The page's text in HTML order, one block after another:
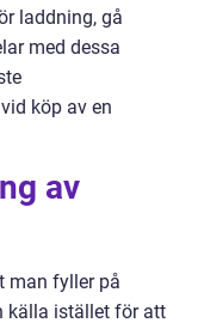
laddning, gå
med dessa
köp av en
av
man fyller på
källa istället för att